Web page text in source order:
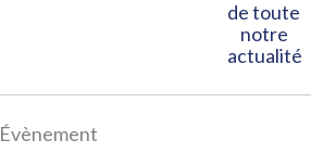
de toute
notre
actualité
Évènement